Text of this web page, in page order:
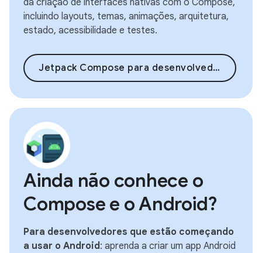
da criação de interfaces nativas com o Compose,
incluindo layouts, temas, animações, arquitetura,
estado, acessibilidade e testes.
Jetpack Compose para desenvolvedores Android
Ainda não conhece o
Compose e o Android?
Para desenvolvedores que estão começando
a usar o Android: aprenda a criar um app Android